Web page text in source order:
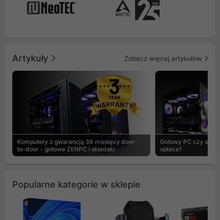
Artykuły Zobacz więcej artykułów
Komputery z gwarancją 36 miesięcy door-
to-door - gotowe ZENPC i składaki
Gotowy PC czy
opłaca?
Popularne kategorie w sklepie